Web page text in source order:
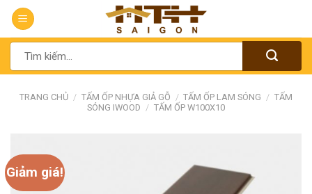
Chuyển
đến
nộiTìm
kiếm:
TRANG CHỦ / TẤM ỐP NHỰA GIẢ GỖ / TẤM ỐP LAM SÓNG / TẤM
SÓNG IWOOD / TẤM ỐP W100X10
Giảm giá!